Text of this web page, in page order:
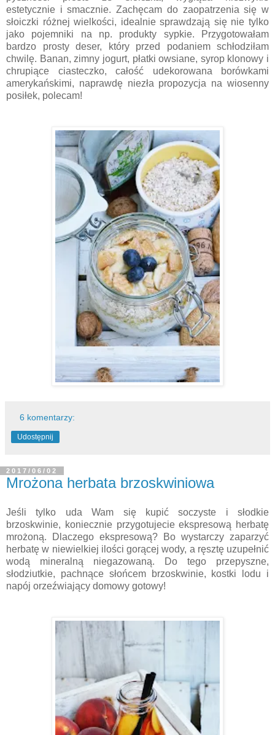
estetycznie i smacznie. Zachęcam do zaopatrzenia się w
słoiczki różnej wielkości, idealnie sprawdzają się nie tylko
jako pojemniki na np. produkty sypkie. Przygotowałam
bardzo prosty deser, który przed podaniem schłodziłam
chwilę. Banan, zimny jogurt, płatki owsiane, syrop klonowy i
chrupiące ciasteczko, całość udekorowana borówkami
amerykańskimi, naprawdę niezła propozycja na wiosenny
posiłek, polecam!
6 komentarzy:
Udostępnij
2017/06/02
Mrożona herbata brzoskwiniowa
Jeśli tylko uda Wam się kupić soczyste i słodkie
brzoskwinie, koniecznie przygotujecie ekspresową herbatę
mrożoną. Dlaczego ekspresową? Bo wystarczy zaparzyć
herbatę w niewielkiej ilości gorącej wody, a ręsztę uzupełnić
wodą mineralną niegazowaną. Do tego przepyszne,
słodziutkie, pachnące słońcem brzoskwinie, kostki lodu i
napój orzeźwiający domowy gotowy!